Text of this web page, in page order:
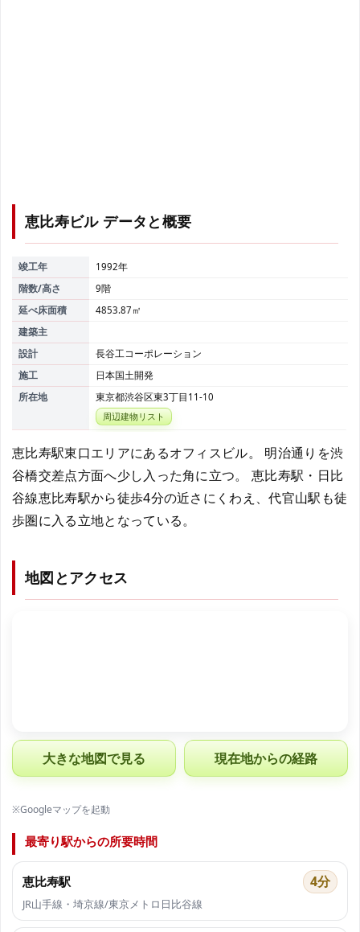
恵比寿ビル データと概要
竣工年
1992年
階数/高さ
9階
延べ床面積
4853.87㎡
建築主
設計
長谷工コーポレーション
施工
日本国土開発
所在地
東京都渋谷区東3丁目11-10
周辺建物リスト
恵比寿駅東口エリアにあるオフィスビル。 明治通りを渋
谷橋交差点方面へ少し入った角に立つ。 恵比寿駅・日比
谷線恵比寿駅から徒歩4分の近さにくわえ、代官山駅も徒
歩圏に入る立地となっている。
地図とアクセス
大きな地図で見る 現在地からの経路
※Googleマップを起動
最寄り駅からの所要時間
恵比寿駅 4分
JR山手線・埼京線/東京メトロ日比谷線